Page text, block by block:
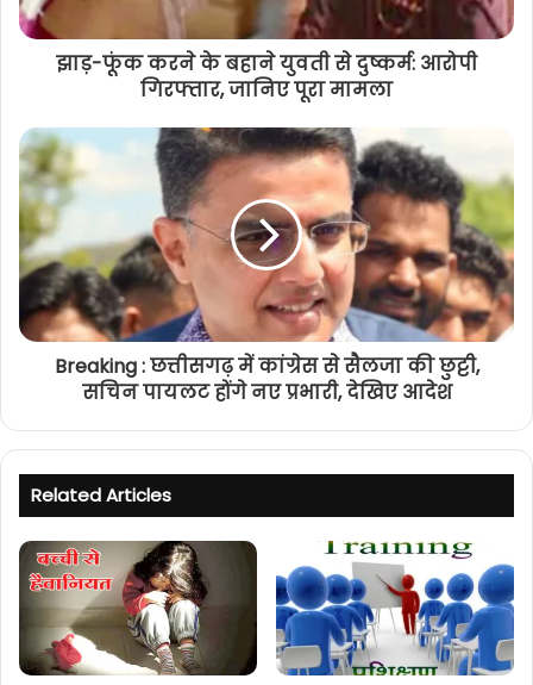
झाड़-फूंक करने के बहाने युवती से दुष्कर्म: आरोपी
गिरफ्तार, जानिए पूरा मामला
Breaking : छत्तीसगढ़ में कांग्रेस से सैलजा की छुट्टी,
सचिन पायलट होंगे नए प्रभारी, देखिए आदेश
Related Articles